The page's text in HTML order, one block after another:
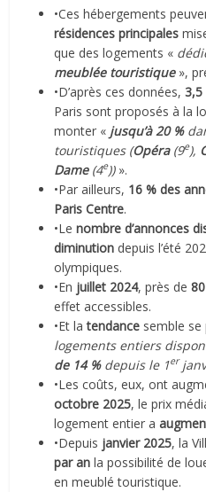
•Ces hébergements
résidences principales
que des logements «
meublée touristique»,
•D’après ces données,3,5
Paris sont proposés à la
monter « jusqu’à 20 %
touristiques (Opéra(9e),
Dame(4e))».
•Par ailleurs, 16 % des
Paris Centre.
•Lenombre d’annonces
diminution depuis l’été
olympiques.
•En juillet 2024, près de
effet accessibles.
•Et latendance semble se
logements entiers
de 14 %depuis le 1er
•Les coûts, eux, ont
octobre 2025, le prix
logement entier a
•Depuis janvier 2025, la
par an la possibilité de
en meublé touristique.